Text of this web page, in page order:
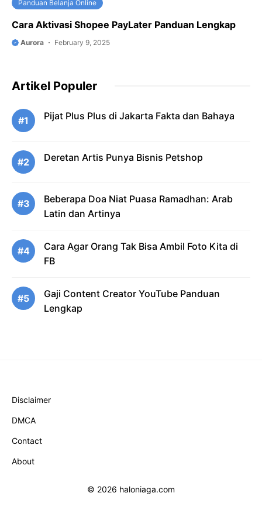
Panduan Belanja Online
Cara Aktivasi Shopee PayLater Panduan Lengkap
Aurora February 9, 2025
Artikel Populer
#1 Pijat Plus Plus di Jakarta Fakta dan Bahaya
#2 Deretan Artis Punya Bisnis Petshop
#3
Beberapa Doa Niat Puasa Ramadhan: Arab
Latin dan Artinya
#4
Cara Agar Orang Tak Bisa Ambil Foto Kita di
FB
#5
Gaji Content Creator YouTube Panduan
Lengkap
Disclaimer
DMCA
Contact
About
© 2026 haloniaga.com